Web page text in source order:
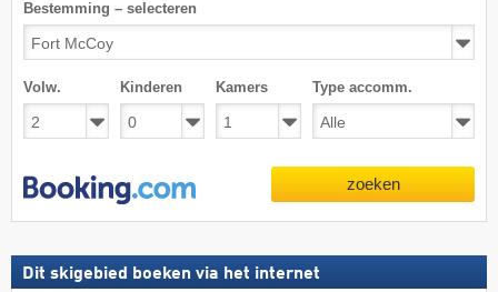
Bestemming – selecteren
Volw. Kinderen Kamers Type accomm.
zoeken
Dit skigebied boeken via het internet